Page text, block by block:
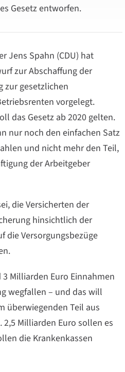
Gesetz entworfen.
Jens Spahn (CDU) hat
zur Abschaffung der
zur gesetzlichen
vorgelegt.
das Gesetz ab 2020 gelten.
nur noch den einfachen Satz
und nicht mehr den Teil,
der Arbeitgeber
die Versicherten der
hinsichtlich der
die Versorgungsbezüge
Milliarden Euro Einnahmen
wegfallen – und das will
überwiegenden Teil aus
Milliarden Euro sollen es
die Krankenkassen